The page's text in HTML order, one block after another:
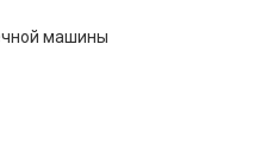
машины